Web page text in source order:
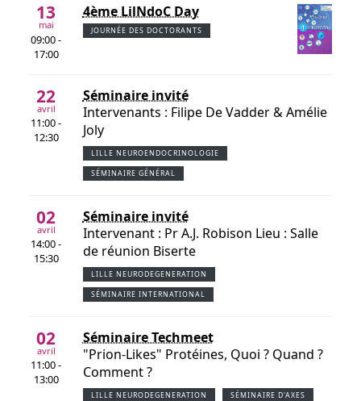
13
mai
09:00 -
17:00
4ème LilNdoC Day
JOURNÉE DES DOCTORANTS
22
avril
11:00 -
12:30
Séminaire invité
Intervenants : Filipe De Vadder & Amélie
Joly
LILLE NEUROENDOCRINOLOGIE
SÉMINAIRE GÉNÉRAL
02
avril
14:00 -
15:30
Séminaire invité
Intervenant : Pr A.J. Robison Lieu : Salle
de réunion Biserte
LILLE NEURODEGENERATION
SÉMINAIRE INTERNATIONAL
02
avril
11:00 -
13:00
Séminaire Techmeet
"Prion-Likes" Protéines, Quoi ? Quand ?
Comment ?
LILLE NEURODEGENERATION SÉMINAIRE D'AXES